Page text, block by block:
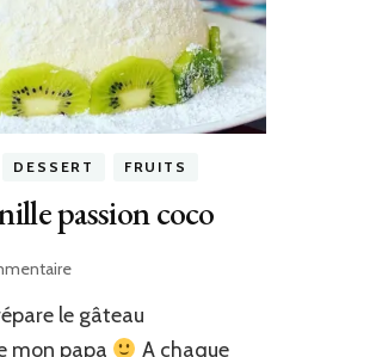
DESSERT FRUITS
passion coco
sur
vanille
passion
le gâteau
mon papa
A chaque